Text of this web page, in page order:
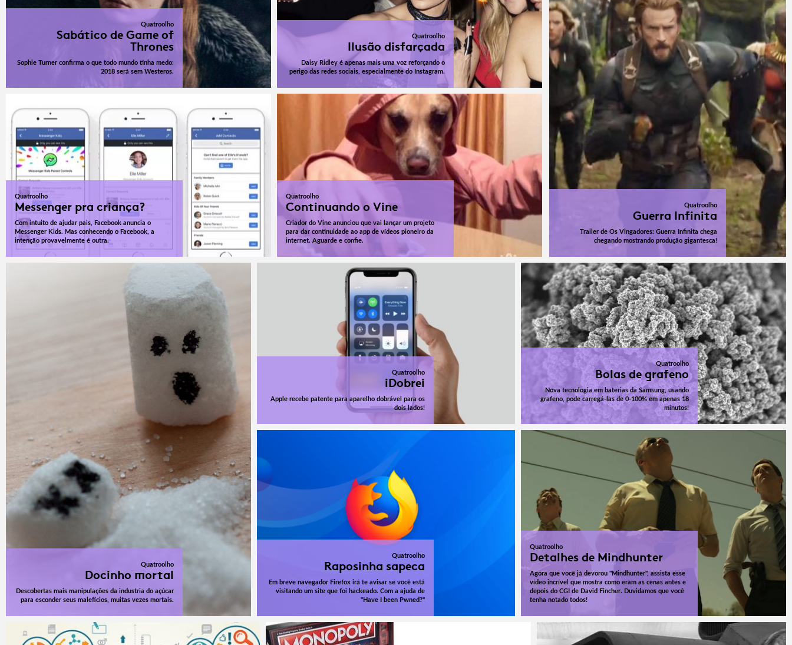
Quatroolho
Sabático de Game of
Thrones
Sophie Turner confirma o que todo mundo tinha medo:
2018 será sem Westeros.
Quatroolho
Ilusão disfarçada
Daisy Ridley é apenas mais uma voz reforçando o
perigo das redes sociais, especialmente do Instagram.
Quatroolho
Messenger pra criança?
Com intuito de ajudar pais, Facebook anuncia o
Messenger Kids. Mas conhecendo o Facebook, a
intenção provavelmente é outra.
Quatroolho
Continuando o Vine
Criador do Vine anunciou que vai lançar um projeto
para dar continuidade ao app de vídeos pioneiro da
internet. Aguarde e confie.
Quatroolho
Guerra Infinita
Trailer de Os Vingadores: Guerra Infinita chega
chegando mostrando produção gigantesca!
Quatroolho
iDobrei
Apple recebe patente para aparelho dobrável para os
dois lados!
Quatroolho
Bolas de grafeno
Nova tecnologia em baterias da Samsung, usando
grafeno, pode carregá-las de 0-100% em apenas 18
minutos!
Quatroolho
Raposinha sapeca
Em breve navegador Firefox irá te avisar se você está
visitando um site que foi hackeado. Com a ajuda de
"Have I been Pwned?"
Quatroolho
Detalhes de Mindhunter
Agora que você já devorou "Mindhunter", assista esse
vídeo incrível que mostra como eram as cenas antes e
depois do CGI de David Fincher. Duvidamos que você
tenha notado todos!
Quatroolho
Docinho mortal
Descobertas mais manipulações da industria do açúcar
para esconder seus malefícios, muitas vezes mortais.